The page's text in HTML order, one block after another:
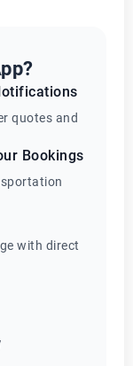
quotes and
Bookings
with direct